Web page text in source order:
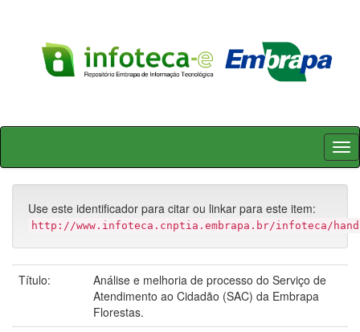
Skip
Use este identificador para citar ou linkar para este item:
http://www.infoteca.cnptia.embrapa.br/infoteca/
Título:
Análise e melhoria de processo do Serviço de
Atendimento ao Cidadão (SAC) da Embrapa
Florestas.